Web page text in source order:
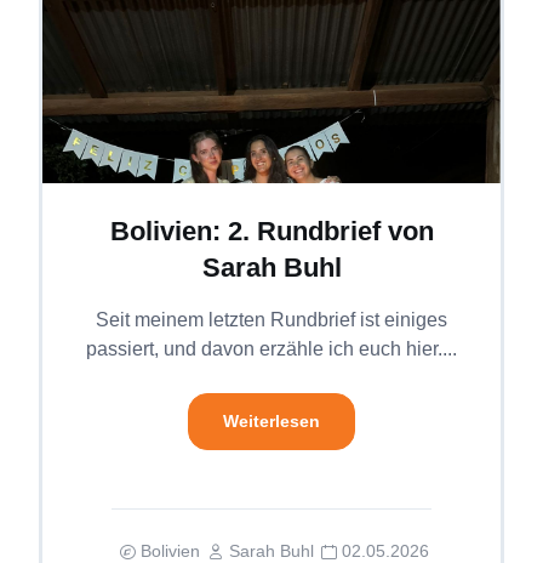
Bolivien: 2. Rundbrief von
Sarah Buhl
Seit meinem letzten Rundbrief ist einiges
passiert, und davon erzähle ich euch hier....
Weiterlesen
Bolivien Sarah Buhl 02.05.2026